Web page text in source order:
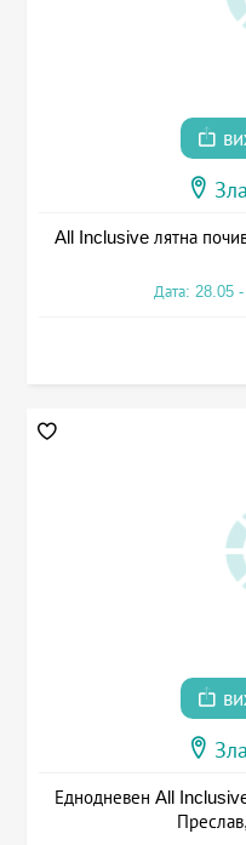
All Inclusive лятна
Дата: 28.05
Еднодневен All